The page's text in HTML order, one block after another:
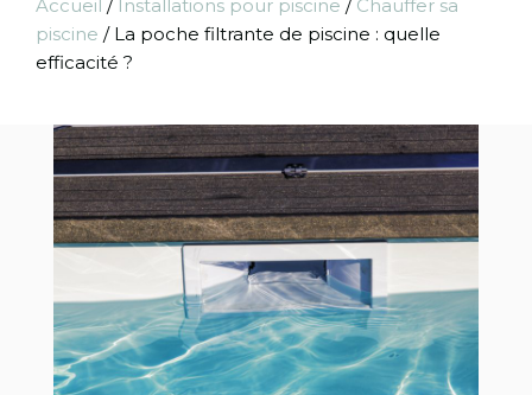
Accueil / Installations pour piscine / Chauffer sa
piscine / La poche filtrante de piscine : quelle
efficacité ?